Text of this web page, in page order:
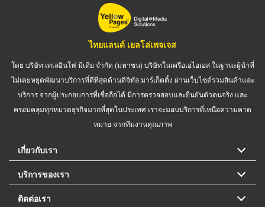
ไทยแลนด์ เยลโล่เพจเจส
โดย บริษัท เทเลอินโฟ มีเดีย จำกัด (มหาชน) บริษัทในเครือเอไอเอส ในฐานะผู้นำที่
ไม่เคยหยุดพัฒนาบริการที่ดีที่สุดด้านดิจิทัล มาร์เก็ตติ้ง ผ่านเว็บไซต์รวมสินค้าและ
บริการ จากผู้ประกอบการที่เชื่อถือได้ มีการตรวจสอบและยืนยันตัวตนจริง และ
ครอบคลุมทุกหมวดธุรกิจมากที่สุดในประเทศ เราจะมอบบริการที่เหนือความคาด
หมาย จากทีมงานคุณภาพ
เกี่ยวกับเรา
บริการของเรา
ติดต่อเรา